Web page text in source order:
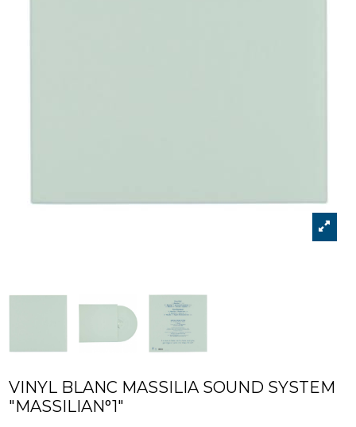
VINYL BLANC MASSILIA SOUND SYSTEM
"MASSILIAN°1"